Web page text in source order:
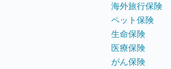
海外旅行保険
ペット保険
生命保険
医療保険
がん保険